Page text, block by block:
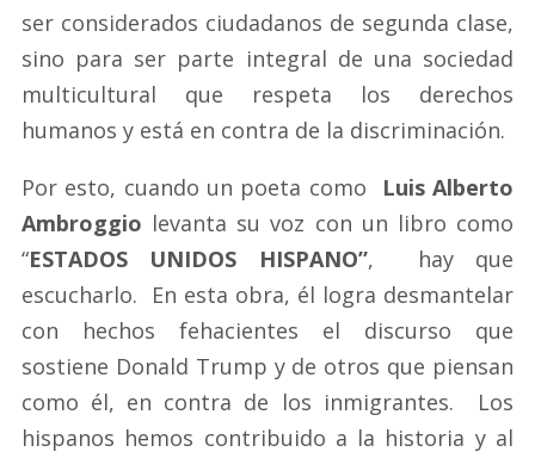
ser considerados ciudadanos de segunda clase,
sino para ser parte integral de una sociedad
multicultural que respeta los derechos
humanos y está en contra de la discriminación.
Por esto, cuando un poeta como Luis Alberto
Ambroggio levanta su voz con un libro como
“ESTADOS UNIDOS HISPANO”, hay que
escucharlo. En esta obra, él logra desmantelar
con hechos fehacientes el discurso que
sostiene Donald Trump y de otros que piensan
como él, en contra de los inmigrantes. Los
hispanos hemos contribuido a la historia y al